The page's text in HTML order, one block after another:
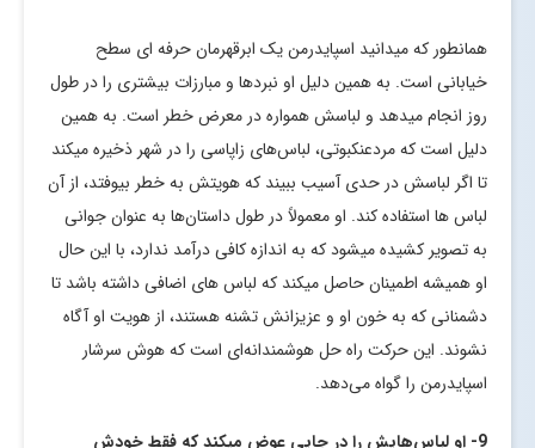
همانطور که میدانید اسپایدرمن یک ابرقهرمان حرفه ای سطح
خیابانی است. به همین دلیل او نبردها و مبارزات بیشتری را در طول
روز انجام میدهد و لباسش همواره در معرض خطر است. به همین
دلیل است که مردعنکبوتی، لباس‌های زاپاسی را در شهر ذخیره میکند
تا اگر لباسش در حدی آسیب ببیند که هویتش به خطر بیوفتد، از آن
لباس ها استفاده کند. او معمولاً در طول داستان‌ها به عنوان جوانی
به تصویر کشیده میشود که به اندازه کافی درآمد ندارد، با این حال
او همیشه اطمینان حاصل میکند که لباس های اضافی داشته باشد تا
دشمنانی که به خون او و عزیزانش تشنه هستند، از هویت او آگاه
نشوند. این حرکت راه حل هوشمندانه‌ای است که هوش سرشار
اسپایدرمن را گواه می‌دهد.
9- او لباس‌هایش را در جایی عوض میکند که فقط خودش